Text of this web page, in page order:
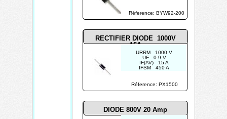
Réference: BYW92-200
Réference: PX1500
URRM 1000 V
UF 0.9 V
IF(AV) 15 A
IFSM 450 A
RECTIFIER DIODE 1000V
15A
DIODE 800V 20 Amp